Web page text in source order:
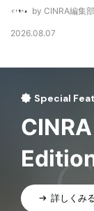
by CINRA編集部
2026.08.07
Special
詳しくみ